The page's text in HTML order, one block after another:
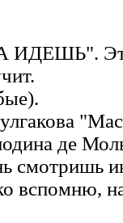
ИДЕШЬ".
де
смотришь
вспомню,